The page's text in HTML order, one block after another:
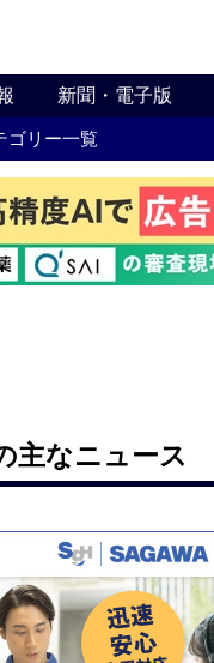
新聞・電子版
ゴリー一覧
主なニュース